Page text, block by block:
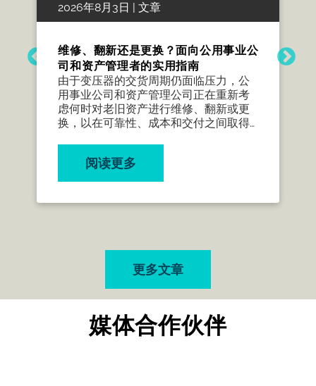
2026年8月3日 | 文章
维修、翻新还是更换？面向公用事业公
司和资产管理者的实用指南
由于变压器的交货周期仍面临压力，公
用事业公司和资产管理公司正在重新考
虑何时对老旧资产进行维修、翻新或更
换，以在可靠性、成本和交付之间取得
阅读更多
更多文章
媒体合作伙伴